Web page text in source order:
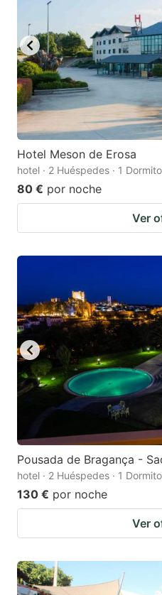
Hotel Meson de Erosa
hotel · 2 Huéspedes · 1
80 € por noche
Ver
Pousada de Bragança -
hotel · 2 Huéspedes · 1
130 € por noche
Ver